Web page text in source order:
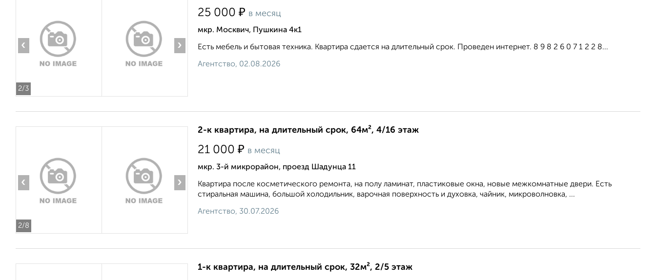
2/3
‹ ›
25 000 ₽ в месяц
мкр. Москвич, Пушкина 4к1
Есть мебель и бытовая техника. Квартира сдается на длительный срок. Проведен интернет. 8 9 8 2 6 0 7 1 2 2 8...
Агентство, 02.08.2026
2/8
‹ ›
2-к квартира, на длительный срок, 64м², 4/16 этаж
21 000 ₽ в месяц
мкр. 3-й микрорайон, проезд Шадунца 11
Квартира после косметического ремонта, на полу ламинат, пластиковые окна, новые межкомнатные двери. Есть
стиральная машина, большой холодильник, варочная поверхность и духовка, чайник, микроволновка, ...
Агентство, 30.07.2026
1-к квартира, на длительный срок, 32м², 2/5 этаж